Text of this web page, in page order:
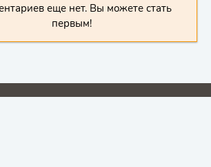
еще нет. Вы можете стать
первым!